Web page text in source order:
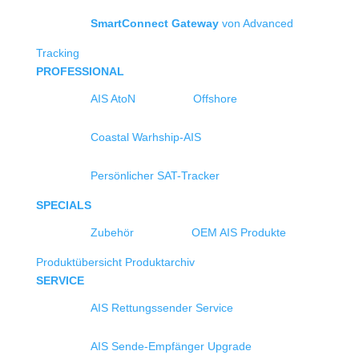
SmartConnect Gatewayvon Advanced
Tracking
PROFESSIONAL
AIS AtoN Offshore
Coastal Warhship-AIS
Persönlicher SAT-Tracker
SPECIALS
Zubehör OEM AIS Produkte
Produktübersicht Produktarchiv
SERVICE
AIS Rettungssender Service
AIS Sende-Empfänger Upgrade